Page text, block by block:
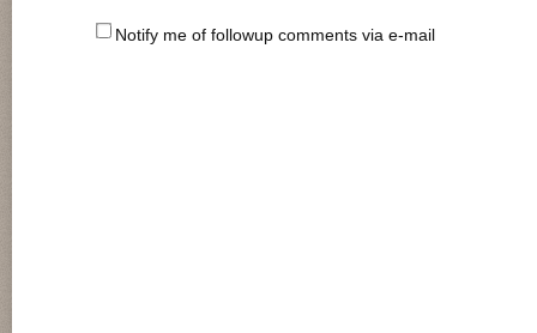
Notify me of followup comments via e-mail